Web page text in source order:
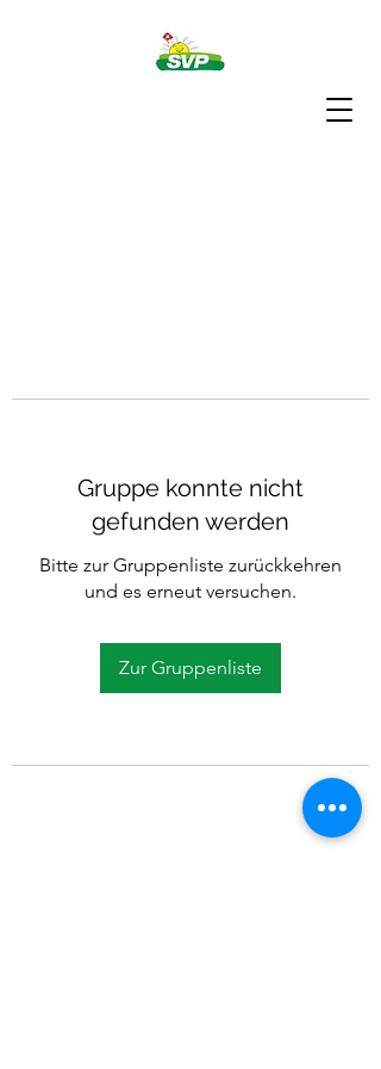
Gruppe konnte nicht
gefunden werden
Bitte zur Gruppenliste zurückkehren
und es erneut versuchen.
Zur Gruppenliste